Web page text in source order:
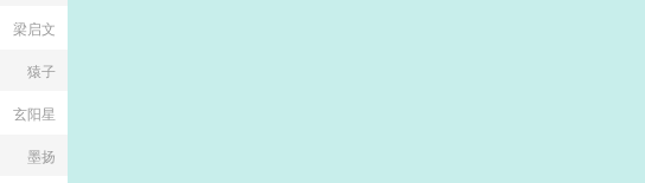
梁启文
猿子
玄阳星
墨扬